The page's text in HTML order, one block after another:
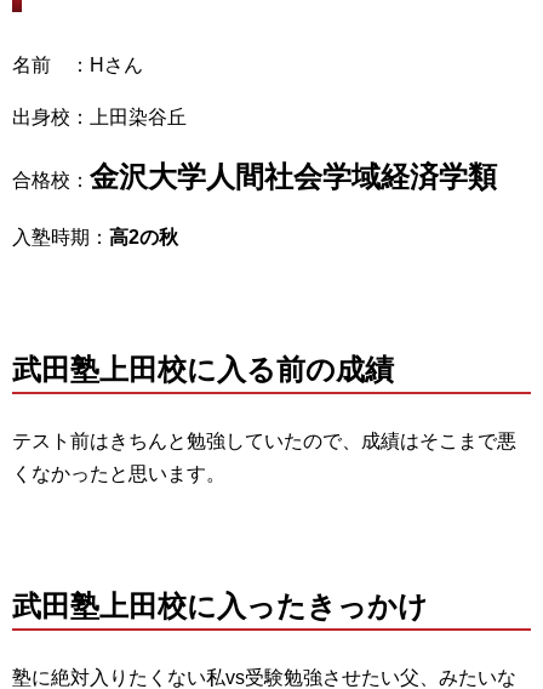
名前 ：Hさん
出身校：上田染谷丘
合格校： 金沢大学人間社会学域経済学類
入塾時期： 高2の秋
武田塾上田校に入る前の成績
テスト前はきちんと勉強していたので、
成績はそこまで悪
くなかったと思います。
武田塾上田校に入ったきっかけ
塾に絶対入りたくない私vs受験勉強させたい父、 みたいな